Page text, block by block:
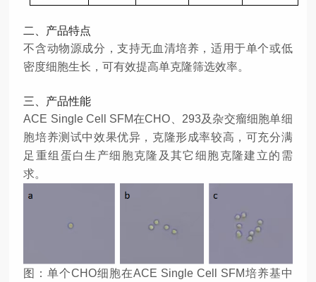
二、产品特点
不含动物源成分，支持无血清培养，适用于单个或低
密度细胞生长，可有效提高单克隆筛选效率。
三、产品性能
ACE Single Cell SFM在CHO、293及杂交瘤细胞单细
胞培养测试中效果优异，克隆形成率较高，可充分满
足重组蛋白生产细胞克隆及其它细胞克隆建立的需
求。
图：单个CHO细胞在ACE Single Cell SFM培养基中